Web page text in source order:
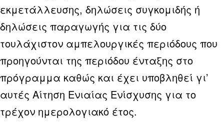
εκμετάλλευσης, δηλώσεις συγκομιδής ή
δηλώσεις παραγωγής για τις δύο
τουλάχιστον αμπελουργικές περιόδους που
προηγούνται της περιόδου ένταξης στο
πρόγραμμα καθώς και έχει υποβληθεί γι’
αυτές Αίτηση Ενιαίας Ενίσχυσης για το
τρέχον ημερολογιακό έτος.